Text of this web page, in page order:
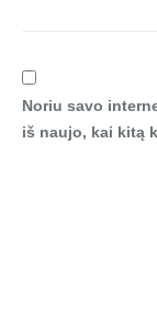
Noriu savo
iš naujo, kai kitą